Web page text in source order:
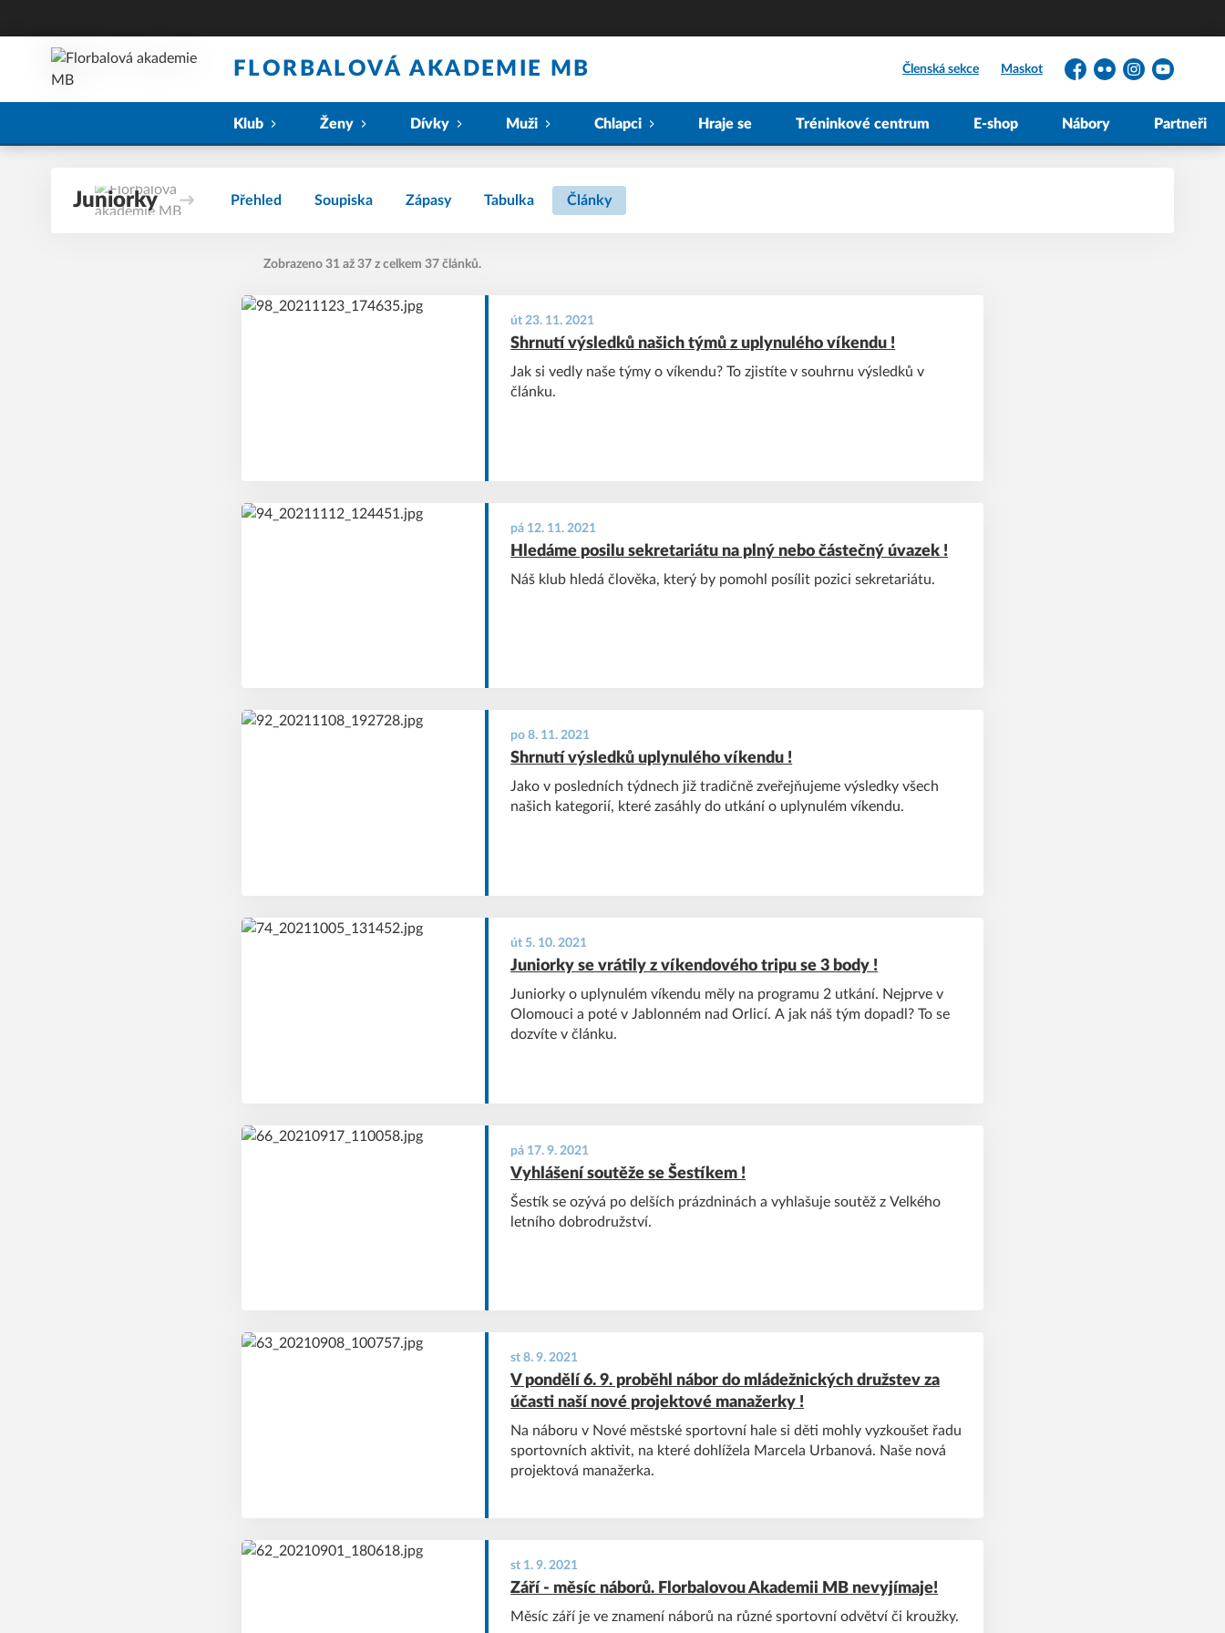
FLORBALOVÁ AKADEMIE MB Členská sekce Maskot
Facebook
FlickrInstagramYouTube
Klub Ženy Dívky Muži Chlapci Hraje se Tréninkové centrum E-shop Nábory Partneři
Juniorky Přehled Soupiska Zápasy Tabulka Články
Zobrazeno 31 až 37 z celkem 37 článků.
út 23. 11. 2021
Shrnutí výsledků našich týmů z uplynulého víkendu !
Jak si vedly naše týmy o víkendu? To zjistíte v souhrnu výsledků v
článku.
pá 12. 11. 2021
Hledáme posilu sekretariátu na plný nebo částečný úvazek !
Náš klub hledá člověka, který by pomohl posílit pozici sekretariátu.
po 8. 11. 2021
Shrnutí výsledků uplynulého víkendu !
Jako v posledních týdnech již tradičně zveřejňujeme výsledky všech
našich kategorií, které zasáhly do utkání o uplynulém víkendu.
út 5. 10. 2021
Juniorky se vrátily z víkendového tripu se 3 body !
Juniorky o uplynulém víkendu měly na programu 2 utkání. Nejprve v
Olomouci a poté v Jablonném nad Orlicí. A jak náš tým dopadl? To se
dozvíte v článku.
pá 17. 9. 2021
Vyhlášení soutěže se Šestíkem !
Šestík se ozývá po delších prázdninách a vyhlašuje soutěž z Velkého
letního dobrodružství.
st 8. 9. 2021
V pondělí 6. 9. proběhl nábor do mládežnických družstev za
účasti naší nové projektové manažerky !
Na náboru v Nové městské sportovní hale si děti mohly vyzkoušet řadu
sportovních aktivit, na které dohlížela Marcela Urbanová. Naše nová
projektová manažerka.
st 1. 9. 2021
Září - měsíc náborů. Florbalovou Akademii MB nevyjímaje!
Měsíc září je ve znamení náborů na různé sportovní odvětví či kroužky.